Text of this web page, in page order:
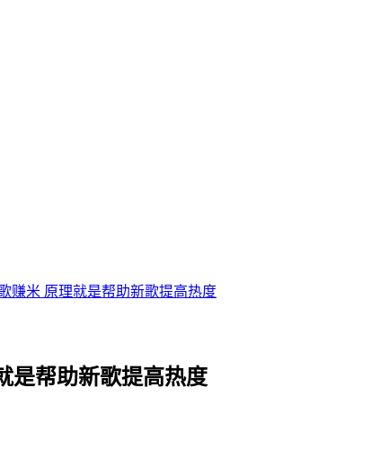
赚米 原理就是帮助新歌提高热度
是帮助新歌提高热度